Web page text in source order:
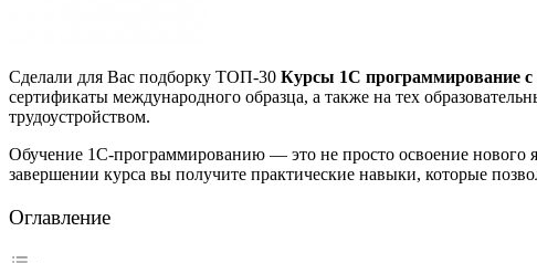
Сделали для Вас подборку ТОП-30 Курсы 1С программирование с
сертификаты международного образца, а также на тех
трудоустройством.
Обучение 1С‑программированию — это не просто освоение нового
завершении курса вы получите практические навыки, которые
Оглавление